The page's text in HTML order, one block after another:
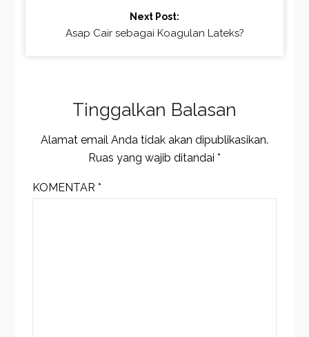
Reading
Next Post:
Asap Cair sebagai Koagulan Lateks?
Tinggalkan Balasan
Alamat email Anda tidak akan dipublikasikan.
Ruas yang wajib ditandai *
KOMENTAR*